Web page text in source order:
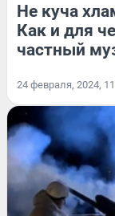
Не куча
Как и для
частный
24 февраля, 2024,